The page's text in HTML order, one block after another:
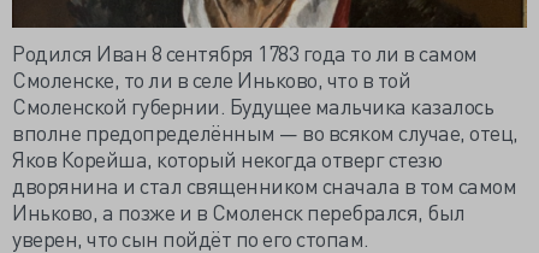
Родился Иван 8 сентября 1783 года то ли в самом
Смоленске, то ли в селе Иньково, что в той
Смоленской губернии. Будущее мальчика казалось
вполне предопределённым — во всяком случае, отец,
Яков Корейша, который некогда отверг стезю
дворянина и стал священником сначала в том самом
Иньково, а позже и в Смоленск перебрался, был
уверен, что сын пойдёт по его стопам.